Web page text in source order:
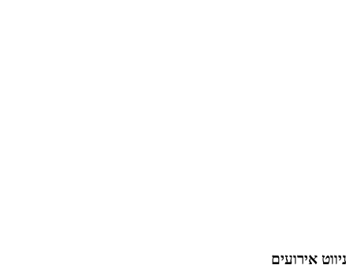
ניווט אירועים